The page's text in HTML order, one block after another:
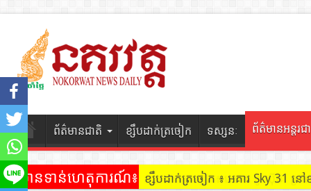
ព័ត៌មានជាតិ ខ្សឹបដាក់ត្រចៀក ទស្សនៈ ព័ត៌មានអន្តរជ
ព័ត៌មានទាន់ហេតុការណ៍៖ ខ្សឹបដាក់ត្រចៀក ៖ អគារ Sky 31